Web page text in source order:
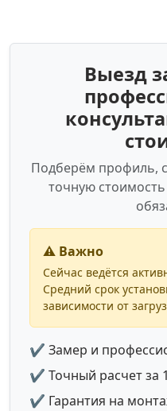
Выезд
Подберём профиль,
точную
⚠️ Важно
Сейчас ведётся
Средний срок
зависимости от
✔ Замер и
✔ Точный расчет за
✔ Гарантия на